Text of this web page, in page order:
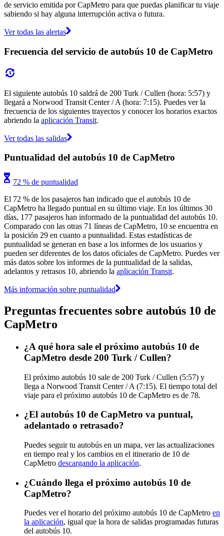
de servicio emitida por CapMetro para que puedas planificar tu viaje
sabiendo si hay alguna interrupción activa o futura.
Ver todas las alertas
Frecuencia del servicio de autobús 10 de CapMetro
El siguiente autobús 10 saldrá de 200 Turk / Cullen (hora: 5:57) y
llegará a Norwood Transit Center / A (hora: 7:15). Puedes ver la
frecuencia de los siguientes trayectos y conocer los horarios exactos
abriendo la aplicación Transit.
Ver todas las salidas
Puntualidad del autobús 10 de CapMetro
72 % de puntualidad
El 72 % de los pasajeros han indicado que el autobús 10 de
CapMetro ha llegado puntual en su último viaje. En los últimos 30
días, 177 pasajeros han informado de la puntualidad del autobús 10.
Comparado con las otras 71 líneas de CapMetro, 10 se encuentra en
la posición 29 en cuanto a puntualidad. Estas estadísticas de
puntualidad se generan en base a los informes de los usuarios y
pueden ser diferentes de los datos oficiales de CapMetro. Puedes ver
más datos sobre los informes de la puntualidad de la salidas,
adelantos y retrasos 10, abriendo la aplicación Transit.
Más información sobre puntualidad
Preguntas frecuentes sobre autobús 10 de
CapMetro
¿A qué hora sale el próximo autobús 10 de
CapMetro desde 200 Turk / Cullen?
El próximo autobús 10 sale de 200 Turk / Cullen (5:57) y
llega a Norwood Transit Center / A (7:15). El tiempo total del
viaje para el próximo autobús 10 de CapMetro es de 78.
¿El autobús 10 de CapMetro va puntual,
adelantado o retrasado?
Puedes seguir tu autobús en un mapa, ver las actualizaciones
en tiempo real y los cambios en el itinerario de 10 de
CapMetro descargando la aplicación.
¿Cuándo llega el próximo autobús 10 de
CapMetro?
Puedes ver el horario del próximo autobús 10 de CapMetro en
la aplicación, igual que la hora de salidas programadas futuras
del autobús 10.